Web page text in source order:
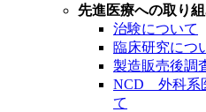
先進医療への取り
治験について
臨床研究につ
製造販売後調
NCD 外科系
て